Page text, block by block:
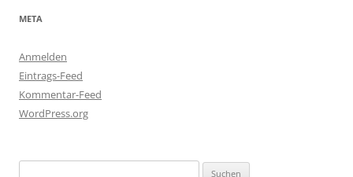
META
Anmelden
Eintrags-Feed
Kommentar-Feed
WordPress.org